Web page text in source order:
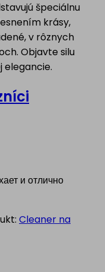
špeciálnu
krásy,
v rôznych
Objavte silu
elegancie.
и отлично
Cleaner na